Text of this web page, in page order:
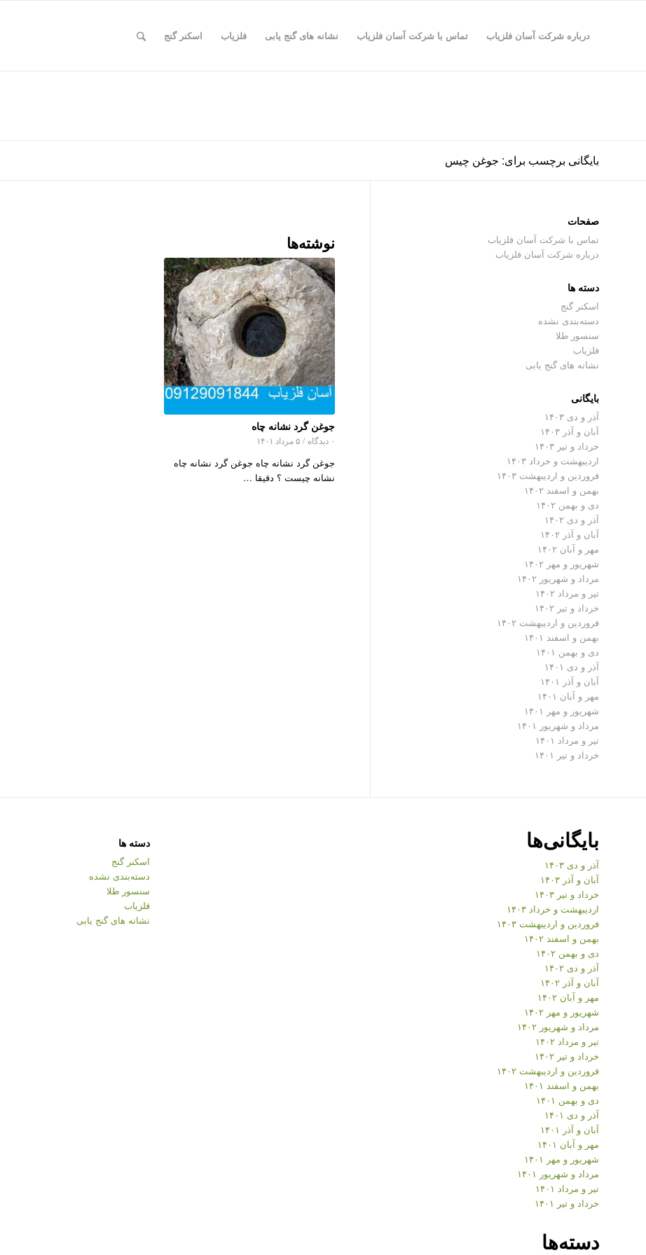
درباره شرکت آسان فلزیاب تماس با شرکت آسان فلزیاب نشانه های گنج یابی فلزیاب اسکنر گنج
بایگانی برچسب برای: جوغن چیس
نوشته‌ها
جوغن گرد نشانه چاه
۰ دیدگاه / ۵ مرداد ۱۴۰۱
جوغن گرد نشانه چاه جوغن گرد نشانه چاه
نشانه چیست ؟ دقیقا …
صفحات
تماس با شرکت آسان فلزیاب
درباره شرکت آسان فلزیاب
دسته ها
اسکنر گنج
دسته‌بندی نشده
سنسور طلا
فلزیاب
نشانه های گنج یابی
بایگانی
آذر و دی ۱۴۰۳
آبان و آذر ۱۴۰۳
خرداد و تیر ۱۴۰۳
اردیبهشت و خرداد ۱۴۰۳
فروردین و اردیبهشت ۱۴۰۳
بهمن و اسفند ۱۴۰۲
دی و بهمن ۱۴۰۲
آذر و دی ۱۴۰۲
آبان و آذر ۱۴۰۲
مهر و آبان ۱۴۰۲
شهریور و مهر ۱۴۰۲
مرداد و شهریور ۱۴۰۲
تیر و مرداد ۱۴۰۲
خرداد و تیر ۱۴۰۲
فروردین و اردیبهشت ۱۴۰۲
بهمن و اسفند ۱۴۰۱
دی و بهمن ۱۴۰۱
آذر و دی ۱۴۰۱
آبان و آذر ۱۴۰۱
مهر و آبان ۱۴۰۱
شهریور و مهر ۱۴۰۱
مرداد و شهریور ۱۴۰۱
تیر و مرداد ۱۴۰۱
خرداد و تیر ۱۴۰۱
بایگانی‌ها
آذر و دی ۱۴۰۳
آبان و آذر ۱۴۰۳
خرداد و تیر ۱۴۰۳
اردیبهشت و خرداد ۱۴۰۳
فروردین و اردیبهشت ۱۴۰۳
بهمن و اسفند ۱۴۰۲
دی و بهمن ۱۴۰۲
آذر و دی ۱۴۰۲
آبان و آذر ۱۴۰۲
مهر و آبان ۱۴۰۲
شهریور و مهر ۱۴۰۲
مرداد و شهریور ۱۴۰۲
تیر و مرداد ۱۴۰۲
خرداد و تیر ۱۴۰۲
فروردین و اردیبهشت ۱۴۰۲
بهمن و اسفند ۱۴۰۱
دی و بهمن ۱۴۰۱
آذر و دی ۱۴۰۱
آبان و آذر ۱۴۰۱
مهر و آبان ۱۴۰۱
شهریور و مهر ۱۴۰۱
مرداد و شهریور ۱۴۰۱
تیر و مرداد ۱۴۰۱
خرداد و تیر ۱۴۰۱
دسته‌ها
دسته ها
اسکنر گنج
دسته‌بندی نشده
سنسور طلا
فلزیاب
نشانه های گنج یابی